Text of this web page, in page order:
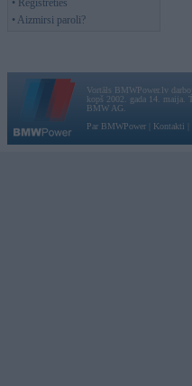
• Reģistrēties
• Aizmirsi paroli?
Vortāls BMWPower.lv
kopš 2002. gada 14. maija.
BMW AG.
Par BMWPower
Kontakti